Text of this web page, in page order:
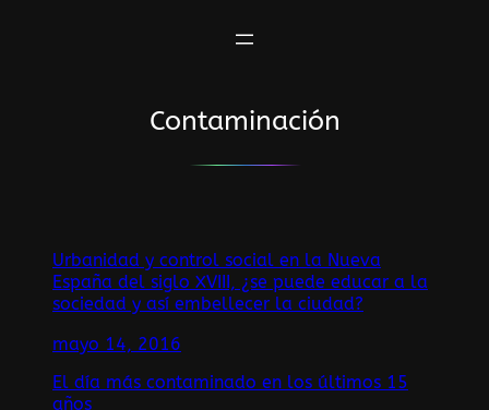
Contaminación
Urbanidad y control social en la Nueva
España del siglo XVIII, ¿se puede educar a la
sociedad y así embellecer la ciudad?
mayo 14, 2016
El día más contaminado en los últimos 15
años